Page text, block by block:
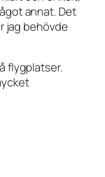
annat. Det
jag behövde
flygplatser.